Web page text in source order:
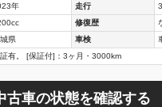
年 走行
修復歴
県 車検
有。 [保証付]：3ヶ月・3000km
古車の状態を確認する